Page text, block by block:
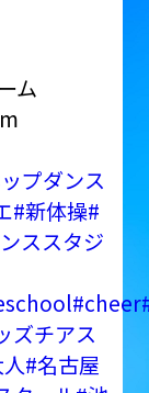
ム
プダンス
#新体操#
ススタジ
#cheer
ズチアス
#名古屋